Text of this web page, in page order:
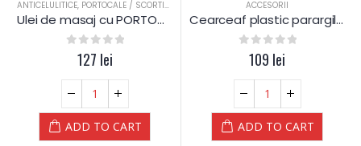
ANTICELULITICE, PORTOCALE / SCORTISOARA TRATAMENT CORPORAL
Ulei de masaj cu PORTOCALE si SCORTISOARA – Yamuna – din PLANTE
out of 5
127 lei
ADD TO CART
ACCESORII
Cearceaf plastic parargil – impachetari corporale (25 buc.)
out of 5
109 lei
ADD TO CART